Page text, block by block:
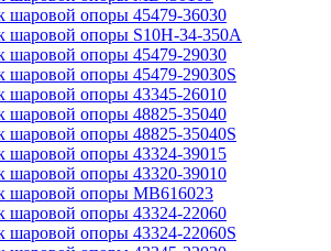
шаровой опоры 45479-36030
шаровой опоры S10H-34-350A
шаровой опоры 45479-29030
шаровой опоры 45479-29030S
шаровой опоры 43345-26010
шаровой опоры 48825-35040
шаровой опоры 48825-35040S
шаровой опоры 43324-39015
шаровой опоры 43320-39010
шаровой опоры MB616023
шаровой опоры 43324-22060
шаровой опоры 43324-22060S